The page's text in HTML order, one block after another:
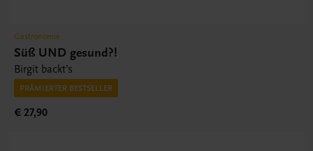
Gastronomie
Süß UND gesund?!
Birgit backt’s
PRÄMIERTER BESTSELLER
€ 27,90